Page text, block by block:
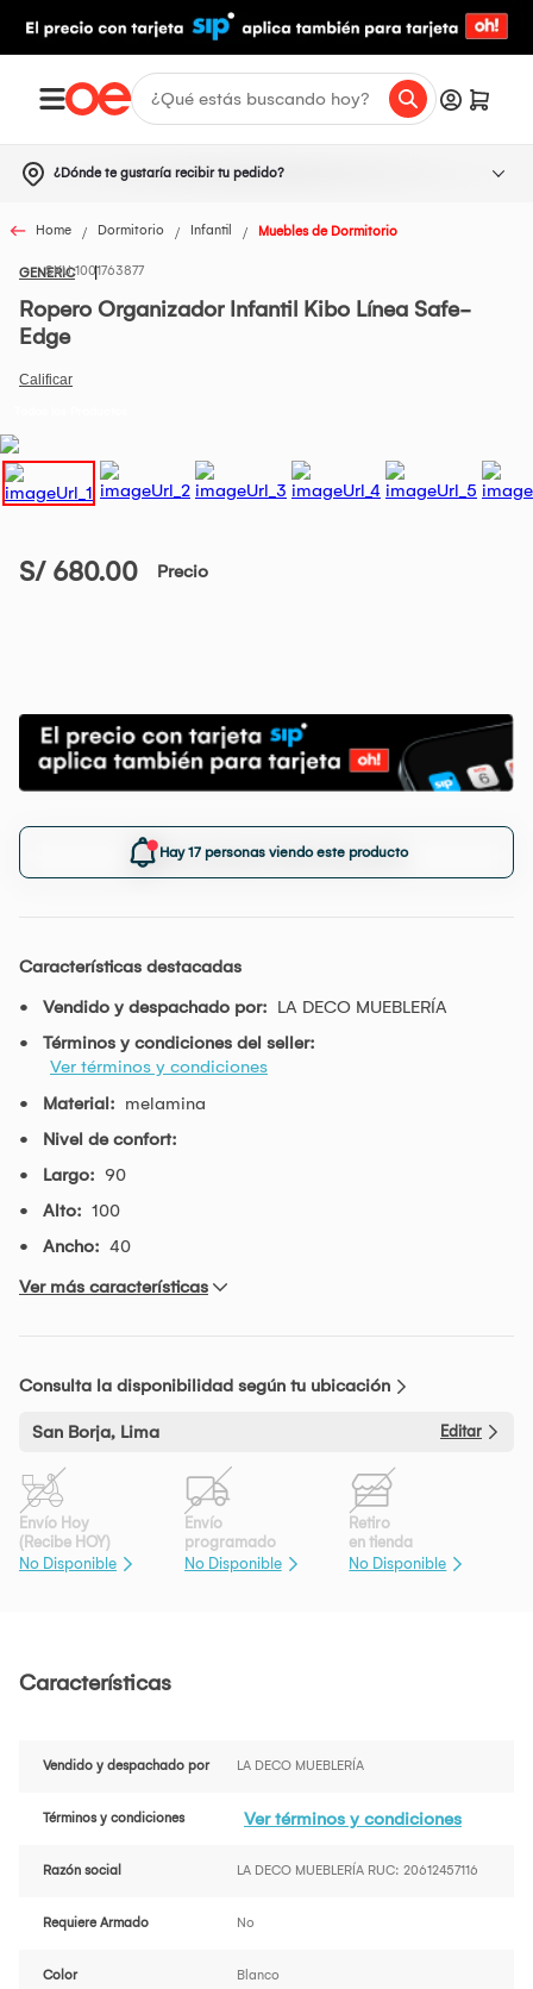
¿Dónde te gustaría recibir tu pedido?
Home Dormitorio Infantil Muebles de Dormitorio
GENERIC1001763877
Ropero Organizador Infantil Kibo Línea Safe-
Edge
S/ 680.00 Precio
Hay 17 personas viendo este producto
Características destacadas
Vendido y despachado por: LA DECO MUEBLERÍA
Términos y condiciones del seller:
Ver términos y condiciones
Material: melamina
Nivel de confort:
Largo: 90
Alto: 100
Ancho: 40
Ver más características
Consulta la disponibilidad según tu ubicación
San Borja, Lima Editar
Envío Hoy
(Recibe HOY)
No Disponible
Envío
programado
No Disponible
Retiro
en tienda
No Disponible
Características
Vendido y despachado por LA DECO MUEBLERÍA
Términos y condiciones Ver términos y condiciones
Razón social LA DECO MUEBLERÍA RUC: 20612457116
Requiere Armado No
Color Blanco